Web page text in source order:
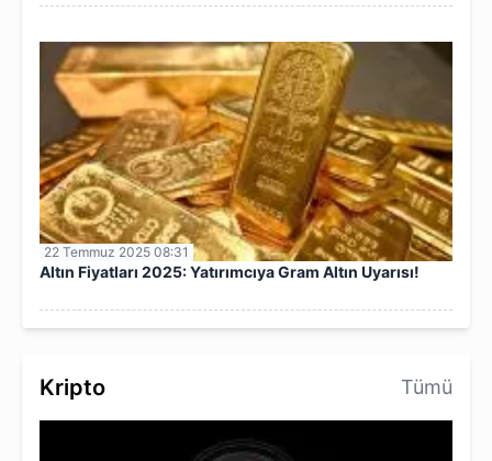
22 Temmuz 2025 08:31
Altın Fiyatları 2025: Yatırımcıya Gram Altın Uyarısı!
Kripto Tümü